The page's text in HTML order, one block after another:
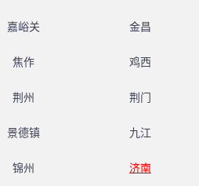
嘉峪关 金昌
焦作 鸡西
荆州 荆门
景德镇 九江
锦州 济南